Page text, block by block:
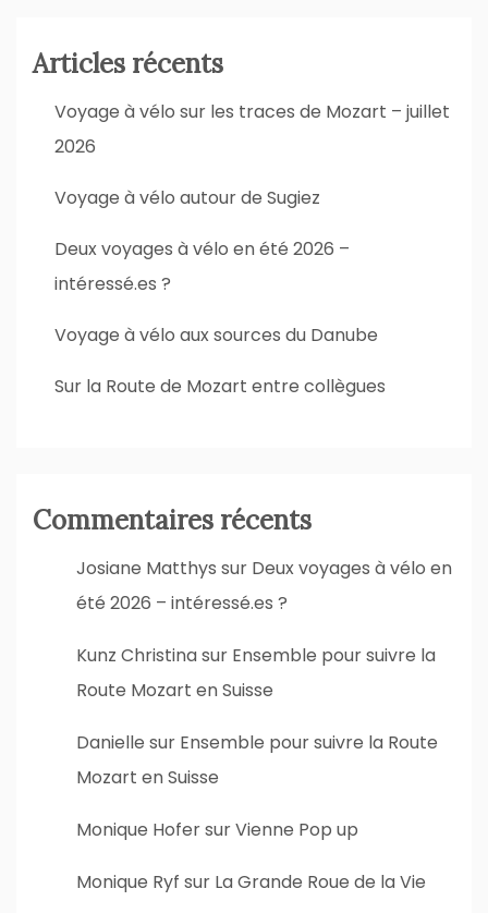
Articles récents
Voyage à vélo sur les traces de Mozart – juillet
2026
Voyage à vélo autour de Sugiez
Deux voyages à vélo en été 2026 –
intéressé.es ?
Voyage à vélo aux sources du Danube
Sur la Route de Mozart entre collègues
Commentaires récents
Josiane Matthys sur Deux voyages à vélo en
été 2026 – intéressé.es ?
Kunz Christinasur Ensemble pour suivre la
Route Mozart en Suisse
Danielle sur Ensemble pour suivre la Route
Mozart en Suisse
Monique HofersurVienne Pop up
Monique Ryf sur La Grande Roue de la Vie